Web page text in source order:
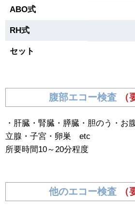
ABO式
RH式
セット
腹部エコー検査 （
・肝臓・腎臓・膵臓・胆のう・お
立腺・子宮・卵巣 etc
所要時間10～20分程度
他のエコー検査 （